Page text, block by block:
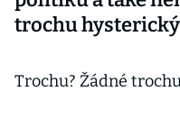
trochu
Trochu? Žádné